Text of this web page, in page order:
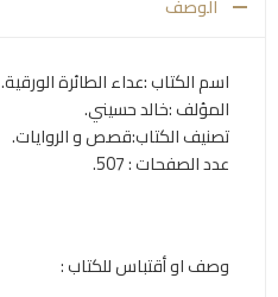
الوصف
اسم الكتاب:عداء الطائرة الورقية.
المؤلف :خالد حسيني.
تصنيف الكتاب:قصص و الروايات.
عدد الصفحات : 507.
وصف او أقتباس للكتاب :